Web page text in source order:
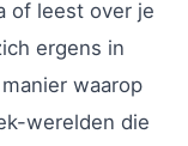
of leest over je
ergens in
waarop
werelden die